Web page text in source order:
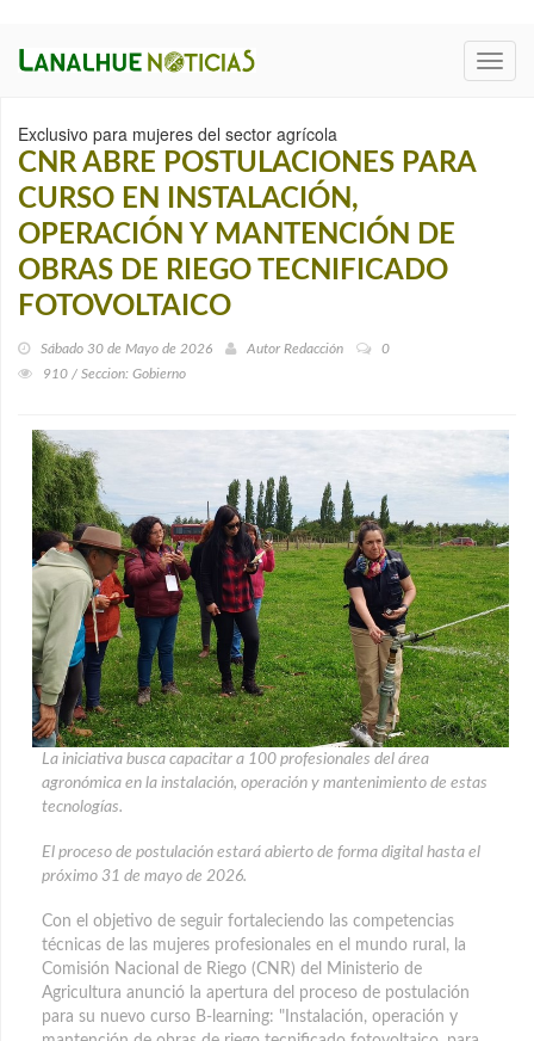
Exclusivo para mujeres del sector agrícola
CNR ABRE POSTULACIONES PARA
CURSO EN INSTALACIÓN,
OPERACIÓN Y MANTENCIÓN DE
OBRAS DE RIEGO TECNIFICADO
FOTOVOLTAICO
Sábado 30 de Mayo de 2026 Autor Redacción
0
910 / Seccion: Gobierno
La iniciativa busca capacitar a 100 profesionales del área
agronómica en la instalación, operación y mantenimiento de estas
tecnologías.
El proceso de postulación estará abierto de forma digital hasta el
próximo 31 de mayo de 2026.
Con el objetivo de seguir fortaleciendo las competencias
técnicas de las mujeres profesionales en el mundo rural, la
Comisión Nacional de Riego (CNR) del Ministerio de
Agricultura anunció la apertura del proceso de postulación
para su nuevo curso B-learning: "Instalación, operación y